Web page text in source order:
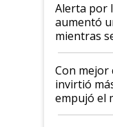
Alerta por
aumentó
mientras
conflicto
Con mejor
invirtió
empujó el